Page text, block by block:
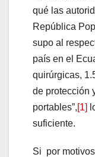
qué las
República
supo al
país en el
quirúrgicas,
de protección
portables”,[1]
suficiente.
Si por